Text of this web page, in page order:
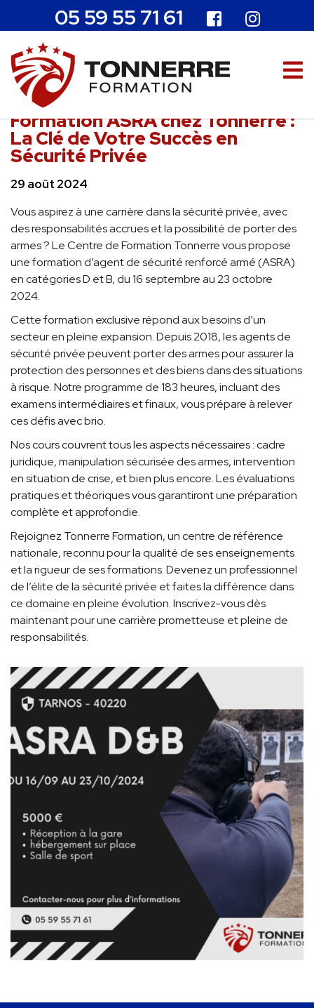
05 59 55 71 61
Formation ASRA chez Tonnerre :
La Clé de Votre Succès en
Sécurité Privée
29 août 2024
Vous aspirez à une carrière dans la sécurité privée, avec
des responsabilités accrues et la possibilité de porter des
armes ? Le Centre de Formation Tonnerre vous propose
une formation d’agent de sécurité renforcé armé (ASRA)
en catégories D et B, du 16 septembre au 23 octobre
2024.
Cette formation exclusive répond aux besoins d’un
secteur en pleine expansion. Depuis 2018, les agents de
sécurité privée peuvent porter des armes pour assurer la
protection des personnes et des biens dans des situations
à risque. Notre programme de 183 heures, incluant des
examens intermédiaires et finaux, vous prépare à relever
ces défis avec brio.
Nos cours couvrent tous les aspects nécessaires : cadre
juridique, manipulation sécurisée des armes, intervention
en situation de crise, et bien plus encore. Les évaluations
pratiques et théoriques vous garantiront une préparation
complète et approfondie.
Rejoignez Tonnerre Formation, un centre de référence
nationale, reconnu pour la qualité de ses enseignements
et la rigueur de ses formations. Devenez un professionnel
de l’élite de la sécurité privée et faites la différence dans
ce domaine en pleine évolution. Inscrivez-vous dès
maintenant pour une carrière prometteuse et pleine de
responsabilités.